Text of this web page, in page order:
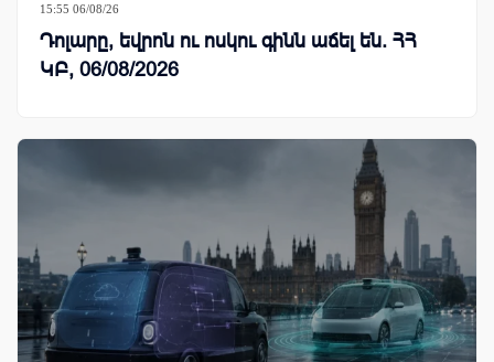
15:55 06/08/26
Դոլարը, եվրոն ու ոսկու գինն աճել են. ՀՀ
ԿԲ, 06/08/2026